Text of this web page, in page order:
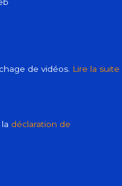
de vidéos. Lire la suite
déclaration de